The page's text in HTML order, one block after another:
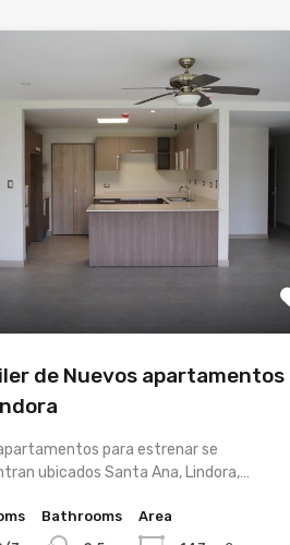
de Nuevos apartamentos
para estrenar se
ubicados Santa Ana, Lindora,…
Bathrooms
Area